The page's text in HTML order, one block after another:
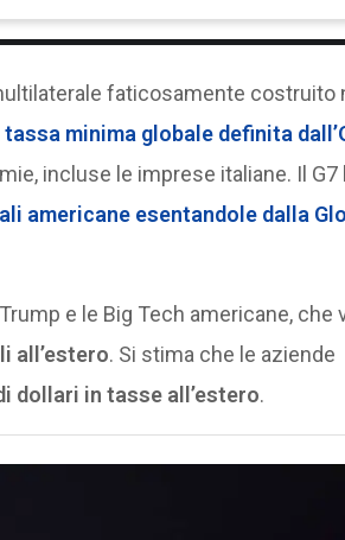
faticosamente costruito
tassa minima globale definita
incluse le imprese italiane. Il G7
americane esentandole dalla
e le Big Tech americane, che
all’estero. Si stima che le aziende
dollari in tasse all’estero.